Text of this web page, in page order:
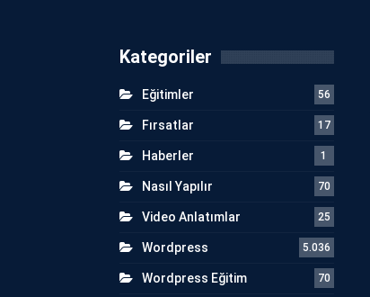
Kategoriler
Eğitimler 56
Fırsatlar 17
Haberler 1
Nasıl Yapılır 70
Video Anlatımlar 25
Wordpress 5.036
Wordpress Eğitim 70